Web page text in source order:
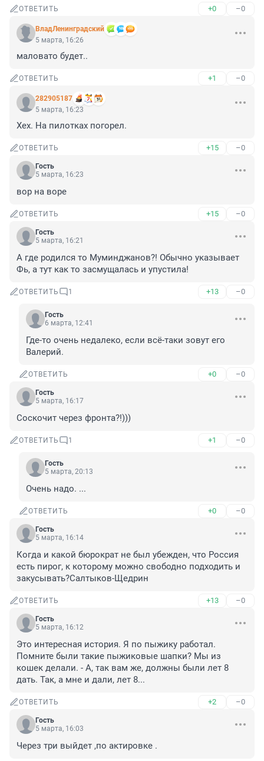
ОТВЕТИТЬ +0 –0
ВладЛенинградский
5 марта, 16:26
маловато будет..
ОТВЕТИТЬ +1 –0
282905187
5 марта, 16:23
Хех. На пилотках погорел.
ОТВЕТИТЬ +15 –0
Гость
5 марта, 16:23
вор на воре
ОТВЕТИТЬ +15 –0
Гость
5 марта, 16:21
А где родился то Муминджанов?! Обычно указывает
Фь, а тут как то засмущалась и упустила!
ОТВЕТИТЬ 1 +13 –0
Гость
6 марта, 12:41
Где-то очень недалеко, если всё-таки зовут его
Валерий.
ОТВЕТИТЬ +0 –0
Гость
5 марта, 16:17
Соскочит через фронта?!)))
ОТВЕТИТЬ 1 +1 –0
Гость
5 марта, 20:13
Очень надо. ...
ОТВЕТИТЬ +0 –0
Гость
5 марта, 16:14
Когда и какой бюрократ не был убежден, что Россия
есть пирог, к которому можно свободно подходить и
закусывать?Салтыков-Щедрин
ОТВЕТИТЬ +13 –0
Гость
5 марта, 16:12
Это интересная история. Я по пыжику работал.
Помните были такие пыжиковые шапки? Мы из
кошек делали. - А, так вам же, должны были лет 8
дать. Так, а мне и дали, лет 8...
ОТВЕТИТЬ +2 –0
Гость
5 марта, 16:03
Через три выйдет ,по актировке .